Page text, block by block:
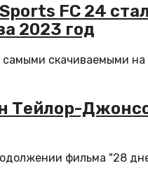
FC 24
2023 год
скачиваемыми
Тейлор-
фильма "28